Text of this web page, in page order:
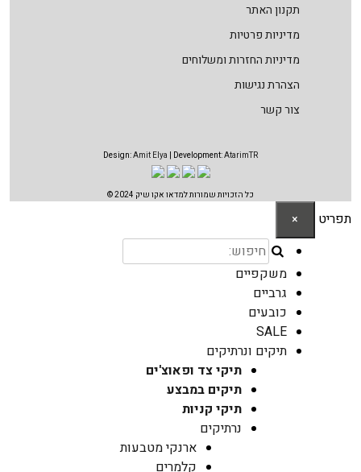
תקנון האתר
מדיניות פרטיות
מדיניות החזרות ומשלוחים
הצהרת נגישות
צור קשר
Design:Amit Elya | Development:AtarimTR
כל הזכויות שמורות למדאו אקו שיק 2024 ©
תפריט ×
משקפיים
גרביים
כובעים
SALE
תיקים ונרתיקים
תיקי צד ופאוצ'ים
תיקים במבצע
תיקי קניות
נרתיקים
ארנקי מטבעות
קלמרים